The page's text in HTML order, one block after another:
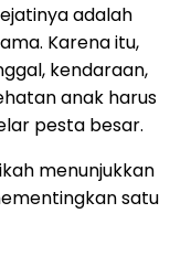
adalah
Karena itu,
kendaraan,
anak harus
pesta besar.
menunjukkan
satu